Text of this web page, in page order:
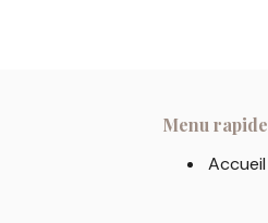
Menu rapide
Accueil